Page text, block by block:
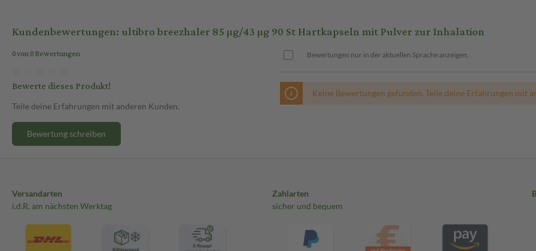
Kundenbewertungen: ultibro breezhaler 85 µg/43 µg 90 St Hartkapseln mit Pulver zur Inhalation
0 von 0 Bewertungen
Bewerte dieses Produkt!
Teile deine Erfahrungen mit anderen Kunden.
Bewertung schreiben
Bewertungen nur in der aktuellen Sprache anzeigen.
Keine Bewertungen gefunden. Teile deine Erfahrungen mit
Versandarten
i.d.R. am nächsten Werktag
Zahlarten
sicher und bequem